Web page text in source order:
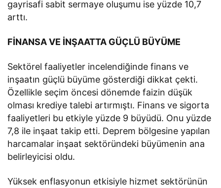
gayrisafi sabit sermaye oluşumu ise yüzde 10,7
arttı.
FİNANSA VE İNŞAATTA GÜÇLÜ BÜYÜME
Sektörel faaliyetler incelendiğinde finans ve
inşaatın güçlü büyüme gösterdiği dikkat çekti.
Özellikle seçim öncesi dönemde faizin düşük
olması krediye talebi artırmıştı. Finans ve sigorta
faaliyetleri bu etkiyle yüzde 9 büyüdü. Onu yüzde
7,8 ile inşaat takip etti. Deprem bölgesine yapılan
harcamalar inşaat sektöründeki büyümenin ana
belirleyicisi oldu.
Yüksek enflasyonun etkisiyle hizmet sektörünün